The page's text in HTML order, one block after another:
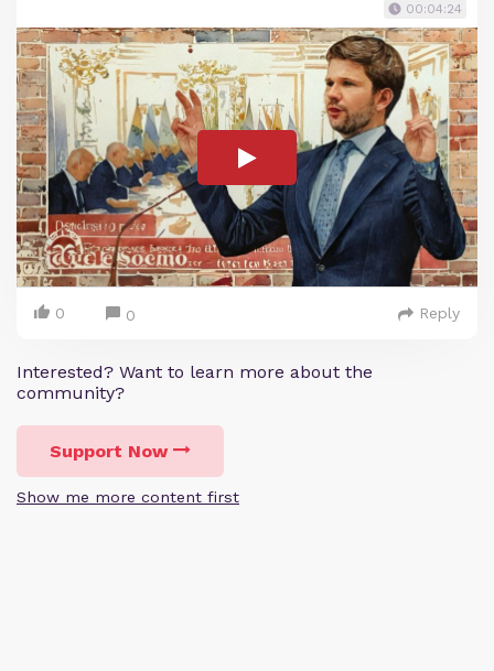
00:04:24
0 0 Reply
Interested? Want to learn more about the
community?
Support Now
Show me more content first